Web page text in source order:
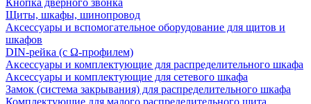
Кнопка дверного звонка
Щиты, шкафы, шинопровод
Аксессуары и вспомогательное оборудование для щитов и
шкафов
DIN-рейка (с Ω-профилем)
Аксессуары и комплектующие для распределительного шкафа
Аксессуары и комплектующие для сетевого шкафа
Замок (система закрывания) для распределительного шкафа
Комплектующие для малого распределительного щита